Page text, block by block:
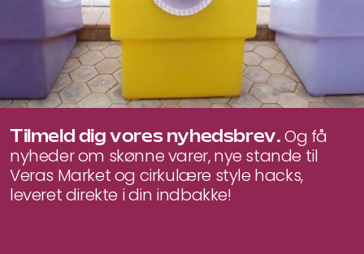
Tilmeld dig vores nyhedsbrev.Og få
nyheder om skønne varer, nye stande til
Veras Market og cirkulære style hacks,
leveret direkte i din indbakke!